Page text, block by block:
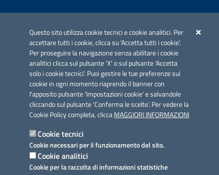
Questo sito utilizza cookie tecnici e cookie analitici. Per
accettare tutti i cookie, clicca su 'Accetta tutti i cookie'.
Per proseguire la navigazione senza abilitare i cookie
analitici clicca sul pulsante 'X' o sul pulsante 'Accetta
solo i cookie tecnici'. Puoi gestire le tue preferenze sui
cookie in ogni momento riaprendo il banner con
l'apposito pulsante 'Impostazioni cookie' e salvandole
cliccando sul pulsante 'Conferma le scelte'. Per vedere la
Cookie Policy completa, cliccaMAGGIORI INFORMAZIONI
Cookie tecnici
Cookie necessari per il funzionamento del sito.
Cookie analitici
Cookie per la raccolta di informazioni statistiche
Azione 2.3.
Link utili
Informativa privacy
Dichiarazione di accessibilità
Note legali